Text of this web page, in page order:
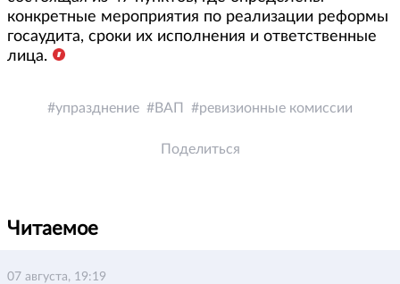
конкретные мероприятия по реализации реформы
госаудита, сроки их исполнения и ответственные
лица.
упразднение ВАП ревизионные комиссии
Поделиться
Читаемое
07 августа, 19:19